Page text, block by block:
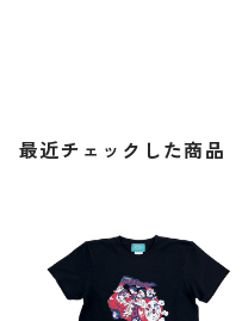
最近チェックした商品